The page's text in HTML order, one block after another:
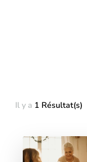
Il y a 1 Résultat(s)